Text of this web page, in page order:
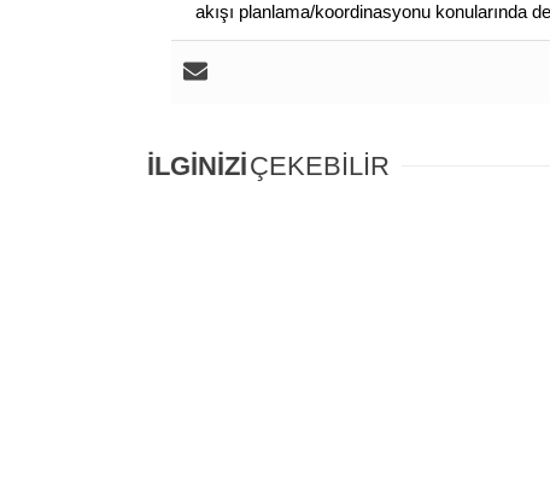
akışı planlama/koordinasyonu konularında
İLGİNİZİÇEKEBİLİR